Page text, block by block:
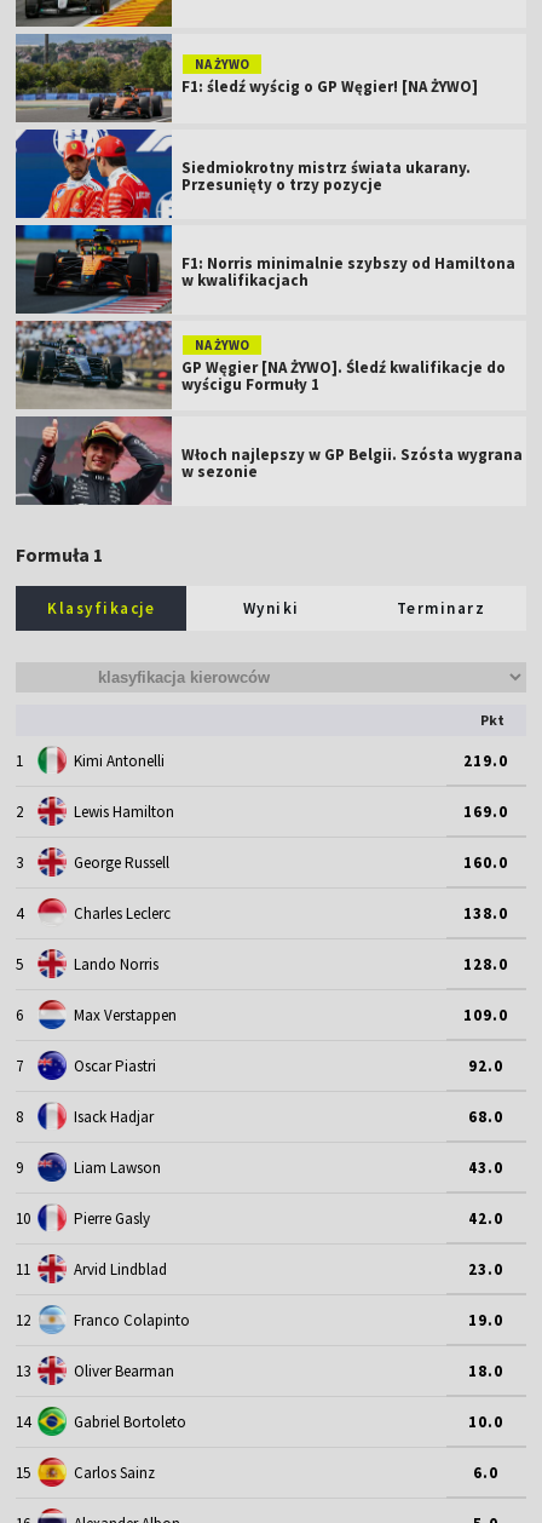
NA ŻYWO
F1: śledź wyścig o GP Węgier! [NA ŻYWO]
Siedmiokrotny mistrz świata ukarany.
Przesunięty o trzy pozycje
F1: Norris minimalnie szybszy od Hamiltona
w kwalifikacjach
NA ŻYWO
GP Węgier [NA ŻYWO]. Śledź kwalifikacje do
wyścigu Formuły 1
Włoch najlepszy w GP Belgii. Szósta wygrana
w sezonie
Formuła 1
Klasyfikacje Wyniki Terminarz
Pkt
1 Kimi Antonelli 219.0
2 Lewis Hamilton 169.0
3 George Russell 160.0
4 Charles Leclerc 138.0
5 Lando Norris 128.0
6 Max Verstappen 109.0
7 Oscar Piastri 92.0
8 Isack Hadjar 68.0
9 Liam Lawson 43.0
10 Pierre Gasly 42.0
11 Arvid Lindblad 23.0
12 Franco Colapinto 19.0
13 Oliver Bearman 18.0
14 Gabriel Bortoleto 10.0
15 Carlos Sainz 6.0